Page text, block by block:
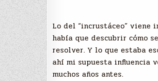
Lo del “incrustáceo” viene
había que descubrir cómo
resolver. Y lo que estaba
ahí mi supuesta influencia
muchos años antes.